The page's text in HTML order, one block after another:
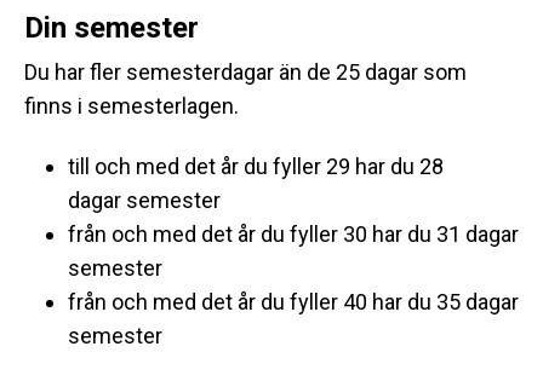
Din semester
Du har fler semesterdagar än de 25 dagar som
finns i semesterlagen.
till och med det år du fyller 29 har du 28
dagar semester
från och med det år du fyller 30 har du 31 dagar
semester
från och med det år du fyller 40 har du 35 dagar
semester